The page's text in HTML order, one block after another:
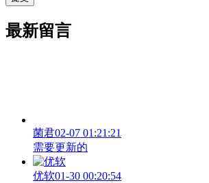
最新留言
菌君02-07 01:21:21
需要更新的
优软01-30 00:20:54